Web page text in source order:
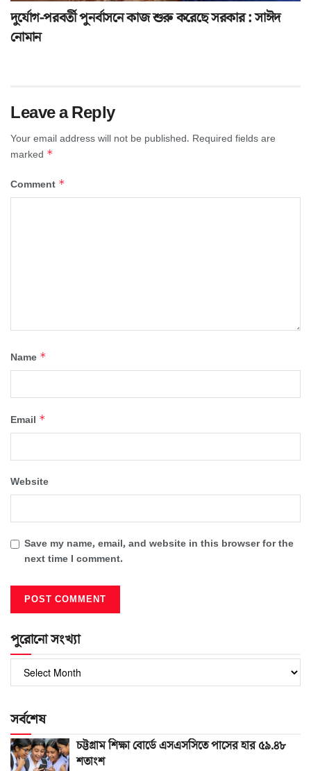
দুর্যোগ-পরবর্তী পুনর্বাসনে কাজ শুরু করেছে সরকার : সাঈদ
নোমান
Leave a Reply
Your email address will not be published. Required fields are
marked *
Comment *
Name *
Email *
Website
Save my name, email, and website in this browser for the
next time I comment.
পুরোনো সংখ্যা
সংখ্যা
সর্বশেষ
চট্টগ্রাম শিক্ষা বোর্ডে এসএসসিতে পাসের হার ৫৯.৪৮
শতাংশ